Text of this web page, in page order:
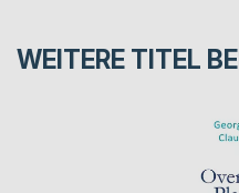
WEITERE TITEL BEI